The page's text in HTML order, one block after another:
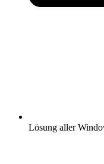
Lösung aller